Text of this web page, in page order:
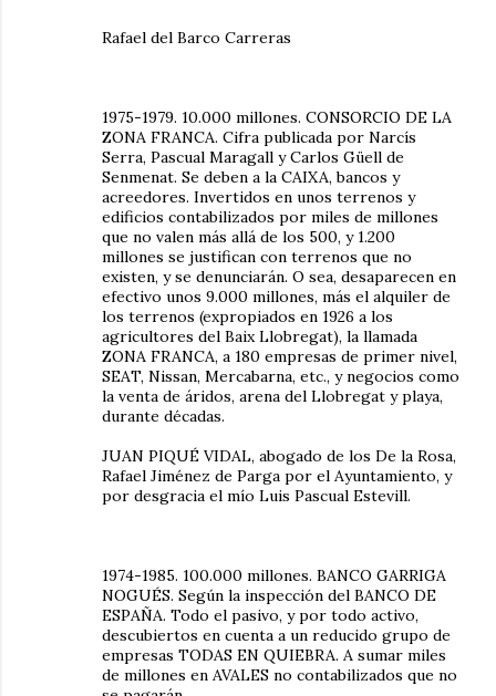
Rafael del Barco Carreras
1975-1979. 10.000 millones. CONSORCIO DE LA
ZONA FRANCA. Cifra publicada por Narcís
Serra, Pascual Maragall y Carlos Güell de
Senmenat. Se deben a la CAIXA, bancos y
acreedores. Invertidos en unos terrenos y
edificios contabilizados por miles de millones
que no valen más allá de los 500, y 1.200
millones se justifican con terrenos que no
existen, y se denunciarán. O sea, desaparecen en
efectivo unos 9.000 millones, más el alquiler de
los terrenos (expropiados en 1926 a los
agricultores del Baix Llobregat), la llamada
ZONA FRANCA, a 180 empresas de primer nivel,
SEAT, Nissan, Mercabarna, etc., y negocios como
la venta de áridos, arena del Llobregat y playa,
durante décadas.
JUAN PIQUÉ VIDAL, abogado de los De la Rosa,
Rafael Jiménez de Parga por el Ayuntamiento, y
por desgracia el mío Luis Pascual Estevill.
1974-1985. 100.000 millones. BANCO GARRIGA
NOGUÉS. Según la inspección del BANCO DE
ESPAÑA. Todo el pasivo, y por todo activo,
descubiertos en cuenta a un reducido grupo de
empresas TODAS EN QUIEBRA. A sumar miles
de millones en AVALES no contabilizados que no